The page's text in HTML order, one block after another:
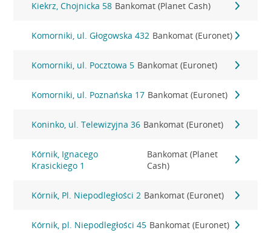
Kiekrz, Chojnicka 58 Bankomat (Planet Cash)
Komorniki, ul. Głogowska 432 Bankomat (Euronet)
Komorniki, ul. Pocztowa 5 Bankomat (Euronet)
Komorniki, ul. Poznańska 17 Bankomat (Euronet)
Koninko, ul. Telewizyjna 36 Bankomat (Euronet)
Kórnik, Ignacego
Krasickiego 1
Bankomat (Planet
Cash)
Kórnik, Pl. Niepodległości 2 Bankomat (Euronet)
Kórnik, pl. Niepodległości 45 Bankomat (Euronet)